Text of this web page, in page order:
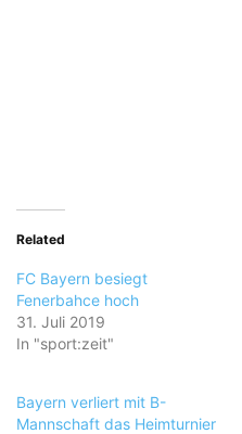
Related
FC Bayern besiegt
Fenerbahce hoch
31. Juli 2019
In "sport:zeit"
Bayern verliert mit B-
Mannschaft das Heimturnier